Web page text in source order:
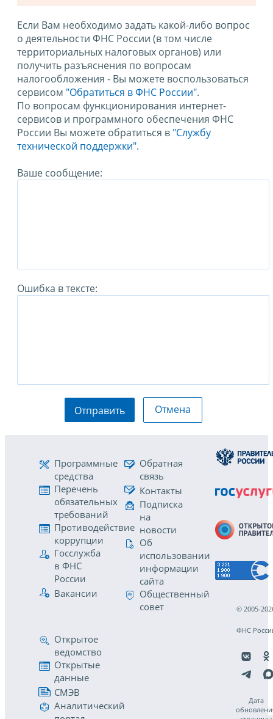
Если Вам необходимо задать какой-либо вопрос
о деятельности ФНС России (в том числе
территориальных налоговых органов) или
получить разъяснения по вопросам
налогообложения - Вы можете воспользоваться
сервисом "Обратиться в ФНС России".
По вопросам функционирования интернет-
сервисов и программного обеспечения ФНС
России Вы можете обратиться в "Службу
технической поддержки".
Ваше сообщение:
Ошибка в тексте:
Отправить Отмена
Программные
средства
Перечень
обязательных
требований
Противодействие
коррупции
Госслужба
в ФНС
России
Вакансии
Обратная
связь
Контакты
Подписка
на
новости
Об
использовании
информации
сайта
Общественный
совет
Открытое
ведомство
Открытые
данные
СМЭВ
Аналитический
© 2005-
ФНС
Дата